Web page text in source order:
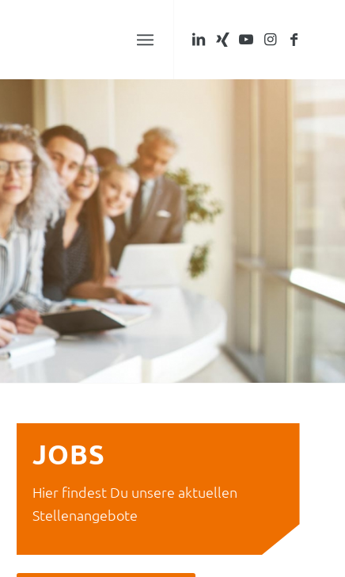
JOBS
Hier findest Du unsere aktuellen
Stellenangebote